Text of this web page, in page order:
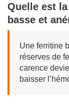
Quelle est
basse et
Une ferritine
réserves de
carence
baisser